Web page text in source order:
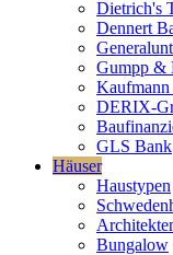
Dietrich's
Dennert
Gumpp &
Kaufmann
DERIX-
GLS Bank
Häuser
Haustypen
Bungalow